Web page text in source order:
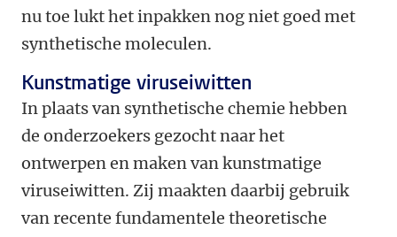
nu toe lukt het inpakken nog niet goed met
synthetische moleculen.
Kunstmatige viruseiwitten
In plaats van synthetische chemie hebben
de onderzoekers gezocht naar het
ontwerpen en maken van kunstmatige
viruseiwitten. Zij maakten daarbij gebruik
van recente fundamentele theoretische